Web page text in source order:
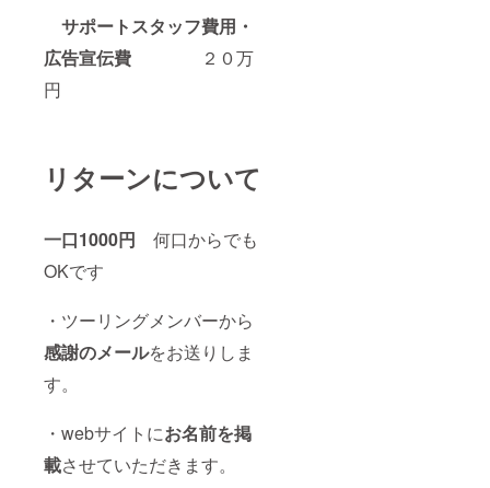
サポートスタッフ費用・
広告宣伝費 ２０万
円
リターンについて
一口1000円 何口からでも
OKです
・ツーリングメンバーから
感謝のメールをお送りしま
す。
・webサイトにお名前を掲
載させていただきます。